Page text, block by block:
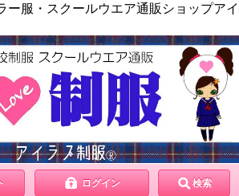
ー服・スクールウエア通販ショップアイ
ログイン 検索